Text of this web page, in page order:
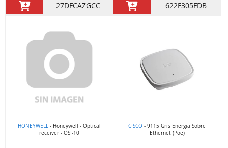
27DFCAZGCC 622F305FDB
HONEYWELL - Honeywell - Optical
receiver - OSI-10
CISCO - 9115 Gris Energia Sobre
Ethernet (Poe)